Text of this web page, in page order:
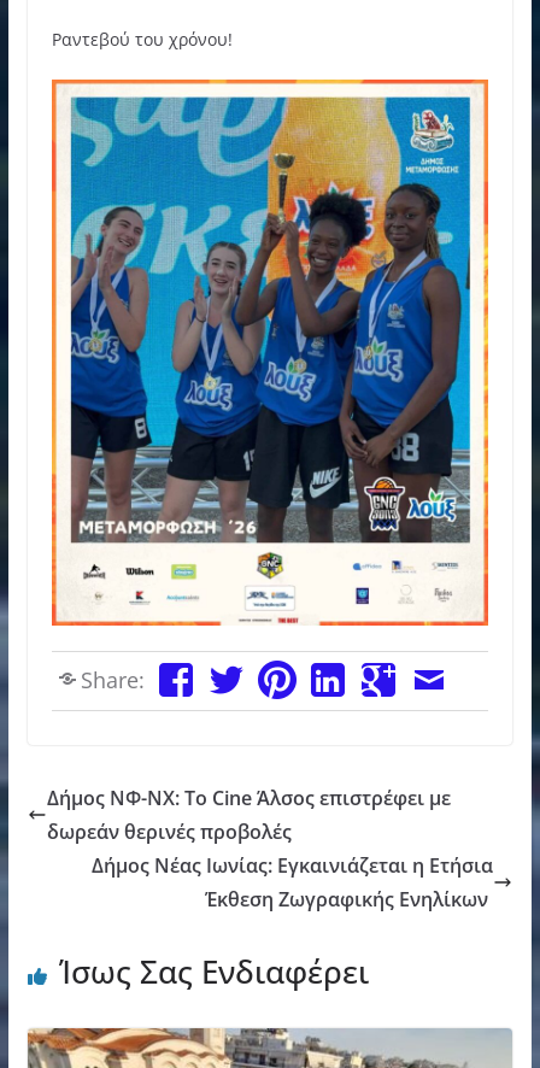
Ραντεβού του χρόνου!
Share:
Δήμος ΝΦ-ΝΧ: Το Cine Άλσος επιστρέφει με
δωρεάν θερινές προβολές
Δήμος Νέας Ιωνίας: Εγκαινιάζεται η Ετήσια
Έκθεση Ζωγραφικής Ενηλίκων
Ίσως Σας Ενδιαφέρει